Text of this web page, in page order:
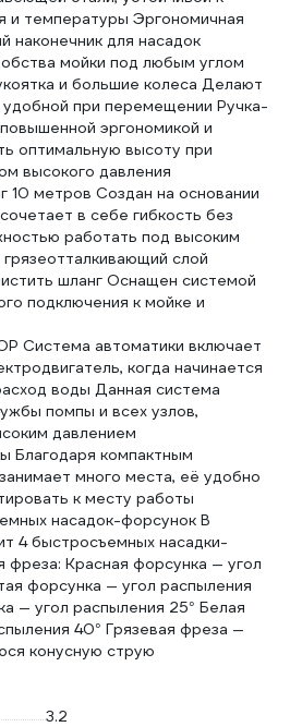
и температуры Эргономичная
наконечник для насадок
мойки под любым углом
и большие колеса Делают
при перемещении Ручка-
эргономикой и
оптимальную высоту при
высокого давления
10 метров Создан на основании
в себе гибкость без
работать под высоким
слой
шланг Оснащен системой
подключения к мойке и
Система автоматики включает
когда начинается
воды Данная система
помпы и всех узлов,
давлением
Благодаря компактным
много места, её удобно
к месту работы
насадок-форсунок В
4 быстросъемных насадки-
фреза: Красная форсунка — угол
форсунка — угол распыления
— угол распыления 25° Белая
40° Грязевая фреза —
конусную струю
3.2